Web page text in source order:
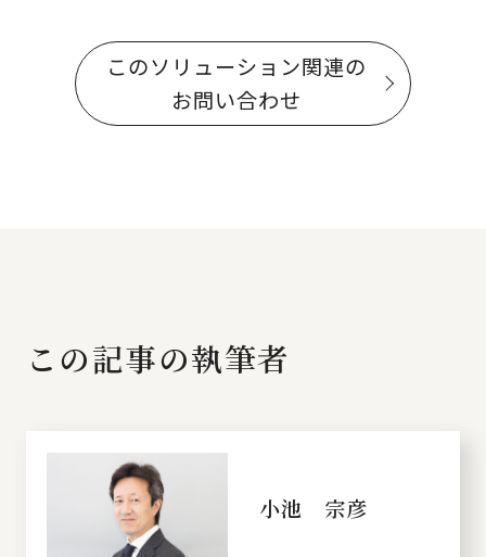
このソリューション関連の
お問い合わせ
この記事の執筆者
小池 宗彦